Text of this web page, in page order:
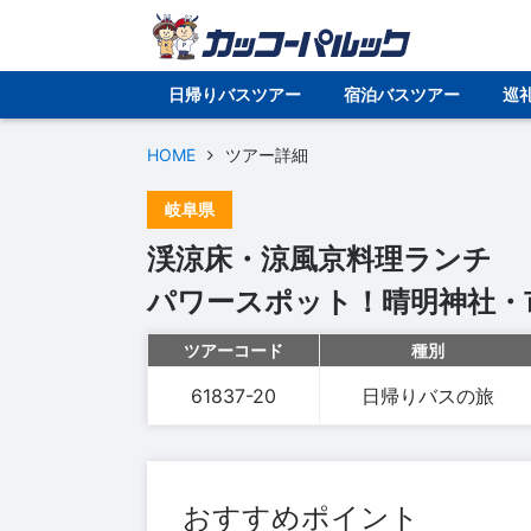
日帰りバスツアー 宿泊バスツアー 巡
HOME ツアー詳細
岐阜県
渓涼床・涼風京料理ランチ
パワースポット！晴明神社
ツアーコード 種別
61837-20 日帰りバスの旅
おすすめポイント